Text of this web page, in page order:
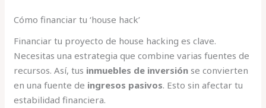
Cómo financiar tu ‘house hack’
Financiar tu proyecto de house hacking es clave.
Necesitas una estrategia que combine varias fuentes de
recursos. Así, tus inmuebles de inversión se convierten
en una fuente de ingresos pasivos. Esto sin afectar tu
estabilidad financiera.